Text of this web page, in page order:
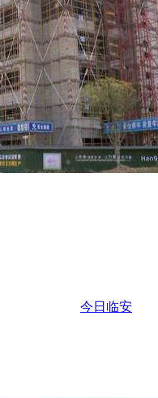
今日临安